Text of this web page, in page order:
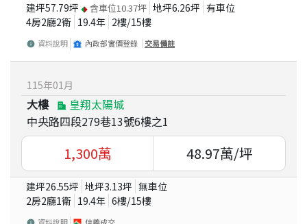
建坪57.79坪 含車位10.37坪 地坪6.26坪 有車位
4房2廳2衛 19.4年 2樓/15樓
資料說明 內政部實價登錄 交易備註
115年01月
大樓
皇翔太陽城
中央路四段279巷13號6樓之1
1,300萬 48.97萬/坪
建坪26.55坪 地坪3.13坪 無車位
2房2廳1衛 19.4年 6樓/15樓